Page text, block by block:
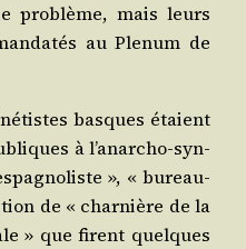
pro­blème, mais leurs
au Ple­num de
basques étaient
à l’a­nar­cho-syn­
», « bureau­
de « char­nière de la
» que firent quelques